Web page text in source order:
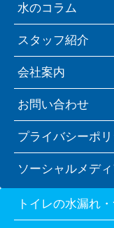
水のコラム
スタッフ紹介
会社案内
お問い合わせ
プライバシーポ
ソーシャルメデ
トイレの水漏れ